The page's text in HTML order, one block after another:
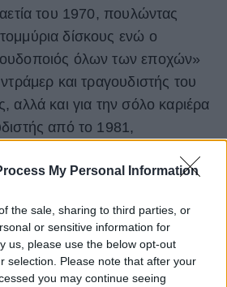
My Personal Information
the sale, sharing to third parties, or
or sensitive information for
us, please use the below opt-out
selection. Please note that after your
you may continue seeing
του 1970, πουλώντας
δίσκους ενώ ο
όλων των εποχών»
και τραγουδιστής του
αλλά και για την σόλο καριέρα
από το 1981,
ήταν το «A Trick of the
μπήκε στο αμερικάνικο τοp-
έφτασε μέχρι το Νο 3.